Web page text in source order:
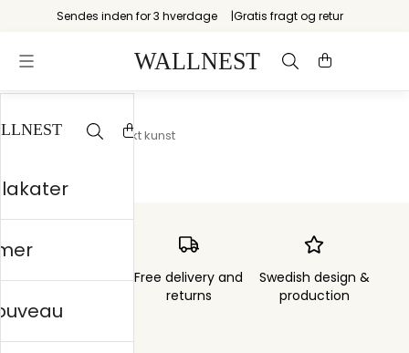
Sendes inden for 3 hverdage Gratis fragt og retur
Startsiden Abstrakt kunst
Order sent within Free delivery and
returns
Swedish design &
production